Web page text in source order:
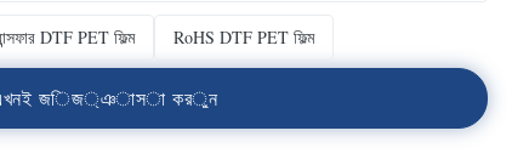
DTF PET ফিল্ম RoHS DTF PET ফিল্ম
খনই জিজ্ঞাসা করুন